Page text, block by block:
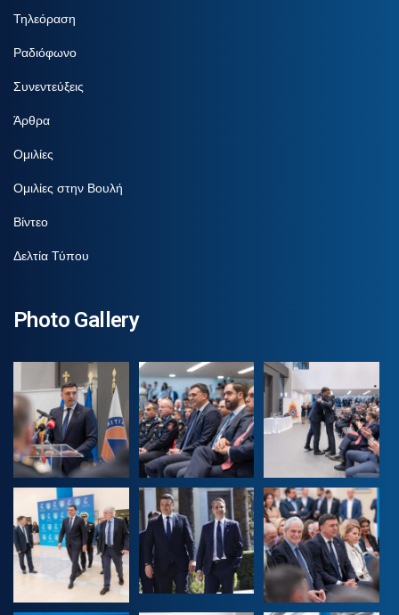
Τηλεόραση
Ραδιόφωνο
Συνεντεύξεις
Άρθρα
Ομιλίες
Ομιλίες στην Βουλή
Βίντεο
Δελτία Τύπου
Photo Gallery